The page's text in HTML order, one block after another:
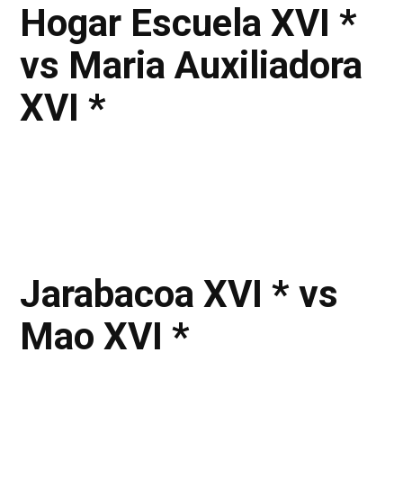
Hogar Escuela XVI *
vs Maria Auxiliadora
XVI *
Jarabacoa XVI * vs
Mao XVI *